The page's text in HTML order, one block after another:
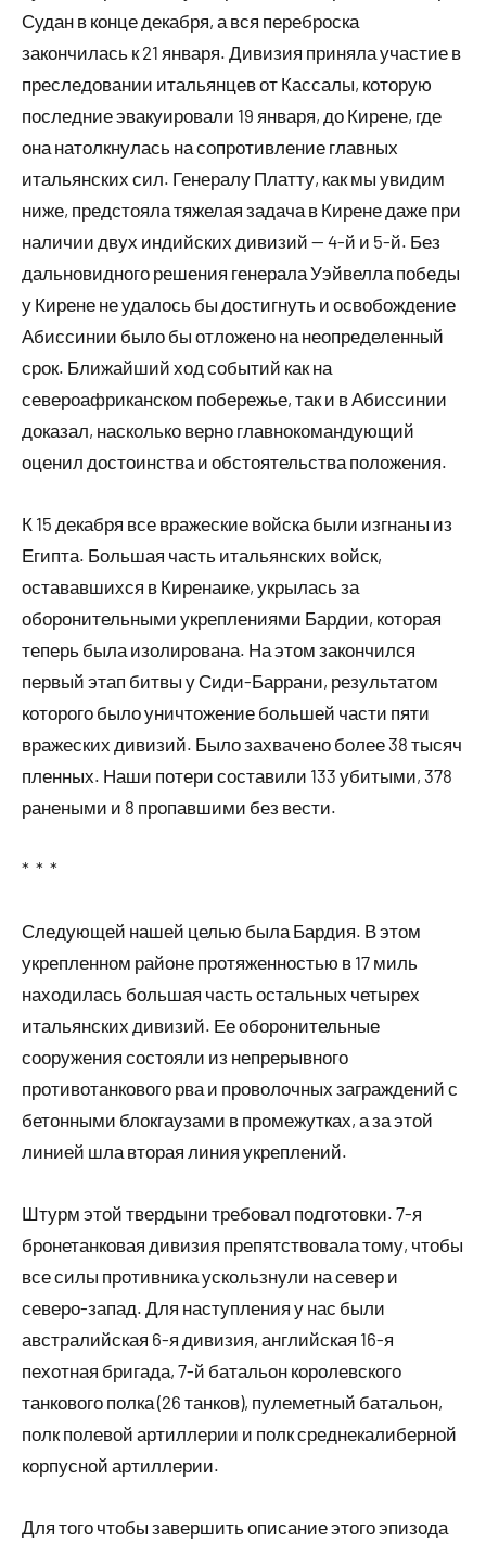
Судан в конце декабря, а вся переброска
закончилась к 21 января. Дивизия приняла участие в
преследовании итальянцев от Кассалы, которую
последние эвакуировали 19 января, до Кирене, где
она натолкнулась на сопротивление главных
итальянских сил. Генералу Платту, как мы увидим
ниже, предстояла тяжелая задача в Кирене даже при
наличии двух индийских дивизий — 4-й и 5-й. Без
дальновидного решения генерала Уэйвелла победы
у Кирене не удалось бы достигнуть и освобождение
Абиссинии было бы отложено на неопределенный
срок. Ближайший ход событий как на
североафриканском побережье, так и в Абиссинии
доказал, насколько верно главнокомандующий
оценил достоинства и обстоятельства положения.
К 15 декабря все вражеские войска были изгнаны из
Египта. Большая часть итальянских войск,
остававшихся в Киренаике, укрылась за
оборонительными укреплениями Бардии, которая
теперь была изолирована. На этом закончился
первый этап битвы у Сиди-Баррани, результатом
которого было уничтожение большей части пяти
вражеских дивизий. Было захвачено более 38 тысяч
пленных. Наши потери составили 133 убитыми, 378
ранеными и 8 пропавшими без вести.
* * *
Следующей нашей целью была Бардия. В этом
укрепленном районе протяженностью в 17 миль
находилась большая часть остальных четырех
итальянских дивизий. Ее оборонительные
сооружения состояли из непрерывного
противотанкового рва и проволочных заграждений с
бетонными блокгаузами в промежутках, а за этой
линией шла вторая линия укреплений.
Штурм этой твердыни требовал подготовки. 7-я
бронетанковая дивизия препятствовала тому, чтобы
все силы противника ускользнули на север и
северо-запад. Для наступления у нас были
австралийская 6-я дивизия, английская 16-я
пехотная бригада, 7-й батальон королевского
танкового полка (26 танков), пулеметный батальон,
полк полевой артиллерии и полк среднекалиберной
корпусной артиллерии.
Для того чтобы завершить описание этого эпизода